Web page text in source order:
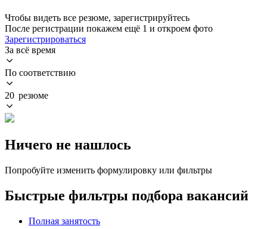
Чтобы видеть все резюме, зарегистрируйтесь
После регистрации покажем ещё 1 и откроем фото
Зарегистрироваться
За всё время
По соответствию
20 резюме
Ничего не нашлось
Попробуйте изменить формулировку или фильтры
Быстрые фильтры подбора вакансий
Полная занятость